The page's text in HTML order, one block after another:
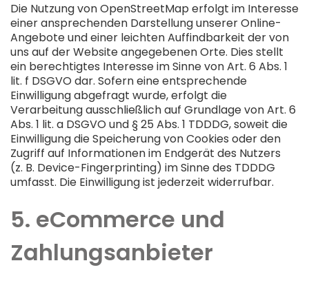
Die Nutzung von OpenStreetMap erfolgt im Interesse
einer ansprechenden Darstellung unserer Online-
Angebote und einer leichten Auffindbarkeit der von
uns auf der Website angegebenen Orte. Dies stellt
ein berechtigtes Interesse im Sinne von Art. 6 Abs. 1
lit. f DSGVO dar. Sofern eine entsprechende
Einwilligung abgefragt wurde, erfolgt die
Verarbeitung ausschließlich auf Grundlage von Art. 6
Abs. 1 lit. a DSGVO und § 25 Abs. 1 TDDDG, soweit die
Einwilligung die Speicherung von Cookies oder den
Zugriff auf Informationen im Endgerät des Nutzers
(z. B. Device-Fingerprinting) im Sinne des TDDDG
umfasst. Die Einwilligung ist jederzeit widerrufbar.
5. eCommerce und
Zahlungs­anbieter